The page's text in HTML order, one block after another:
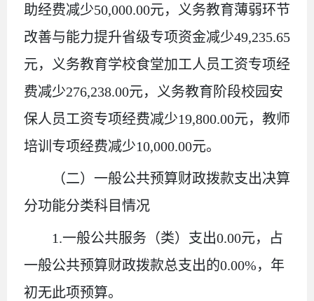
助经费减少50,000.00元，义务教育薄弱环节
改善与能力提升省级专项资金减少49,235.65
元，义务教育学校食堂加工人员工资专项经
费减少276,238.00元，义务教育阶段校园安
保人员工资专项经费减少19,800.00元，教师
培训专项经费减少10,000.00元。
（二）一般公共预算财政拨款支出决算
分功能分类科目情况
1.一般公共服务（类）支出0.00元，占
一般公共预算财政拨款总支出的0.00%， 年
初无此项预算。